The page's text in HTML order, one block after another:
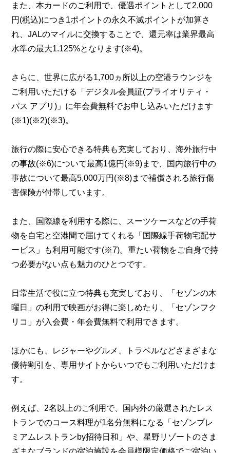
また、本カードのご利用で、優遇ポイントとして2,000
円(税込)につき1ポイントの永久不滅ポイントが加算さ
れ、JALのマイルに交換することで、還元率は業界最高
水準の最大1.125%となります(※4)。
さらに、世界に広がる1,700ヵ所以上の空港ラウンジを
ご利用いただける「デジタル会員証(プライオリティ・
パス アプリ)」に年会費無料でお申し込みいただけます
(※1)(※2)(※3)。
旅行の際に安心できる特典も充実しており、海外旅行中
の事故(※6)について最高1億円(※9)まで、国内旅行中の
事故について最高5,000万円(※8)まで補償される旅行傷
害保険が付帯しています。
また、国際線を利用する際に、スーツケースなどの手荷
物を自宅と空港間で届けてくれる「国際線手荷物宅配サ
ービス」も利用可能です(※7)。重たい荷物をご自身で持
つ必要がない点も魅力のひとつです。
日常生活で役に立つ特典も充実しており、「セゾンの木
曜日」の利用で映画がお得に楽しめたり、「セゾンフク
リコ」が入会費・年会費無料で利用できます。
ほかにも、レジャーやグルメ、トラベルなどさまざまな
優待割引を、専用サイトからいつでもご利用いただけま
す。
例えば、2名以上のご利用で、国内外の厳選されたレス
トランでのコース料理が1名分無料になる「セゾンプレ
ミアムレストランby招待日和」や、星野リゾートのさま
ざまなブランドの宿泊施設を会員様限定価格でご宿泊い